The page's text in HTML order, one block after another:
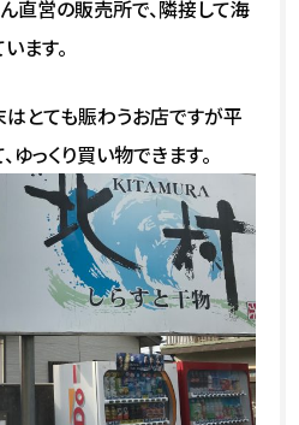
ん直営の販売所で、隣接して海
ます。
とても賑わうお店ですが平
っくり買い物できます。